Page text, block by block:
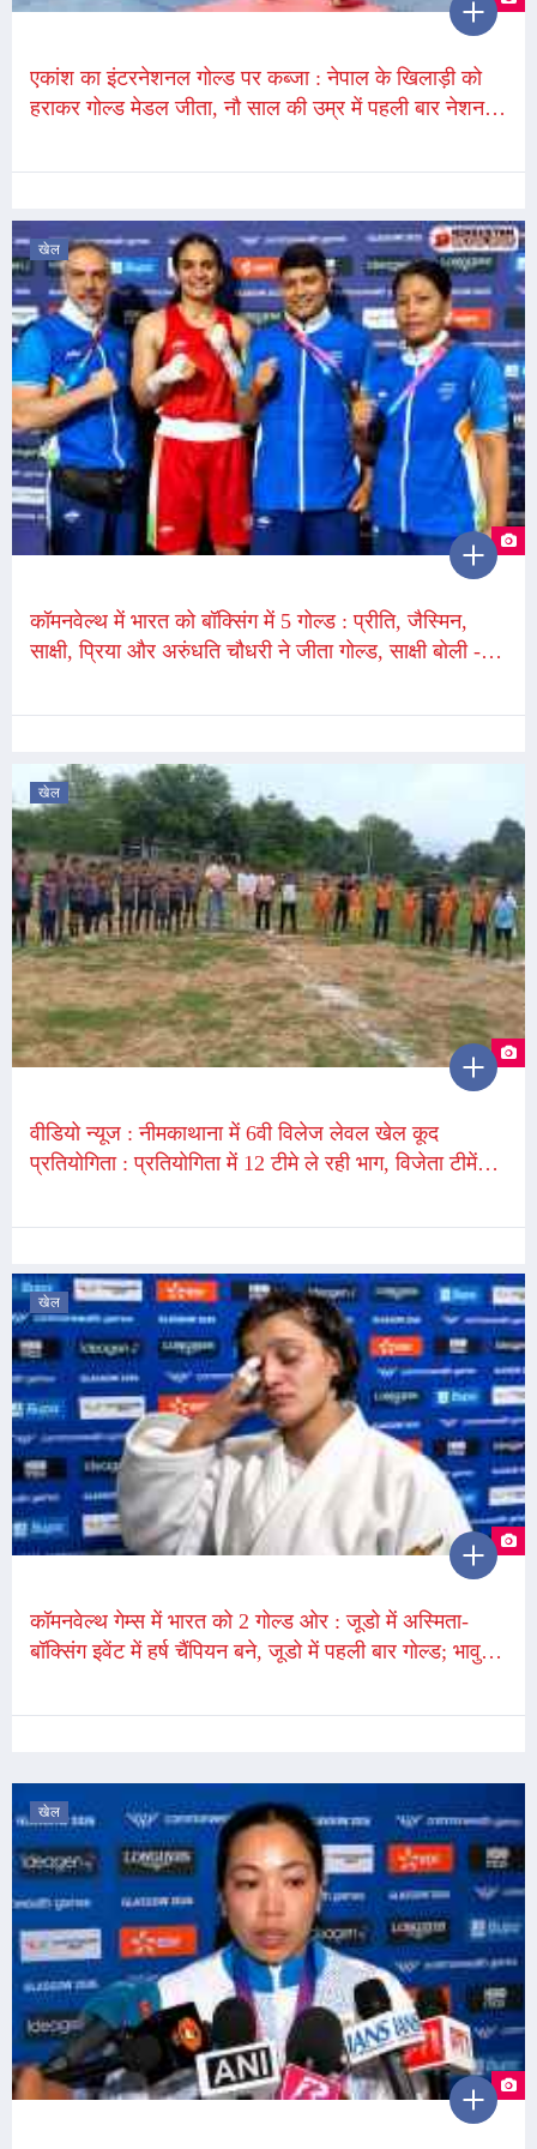
एकांश का इंटरनेशनल गोल्ड पर कब्जा : नेपाल के खिलाड़ी को
हराकर गोल्ड मेडल जीता, नौ साल की उम्र में पहली बार नेशनल
खेल
कॉमनवेल्थ में भारत को बॉक्सिंग में 5 गोल्ड : प्रीति, जैस्मिन,
साक्षी, प्रिया और अरुंधति चौधरी ने जीता गोल्ड, साक्षी बोली -
खेल
वीडियो न्यूज : नीमकाथाना में 6वी विलेज लेवल खेल कूद
प्रतियोगिता : प्रतियोगिता में 12 टीमे ले रही भाग, विजेता टीमें
खेल
कॉमनवेल्थ गेम्स में भारत को 2 गोल्ड ओर : जूडो में अस्मिता-
बॉक्सिंग इवेंट में हर्ष चैंपियन बने, जूडो में पहली बार गोल्ड; भावुक
खेल